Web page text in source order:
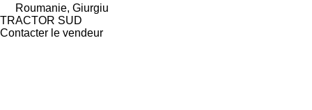
Roumanie, Giurgiu
TRACTOR SUD
Contacter le vendeur